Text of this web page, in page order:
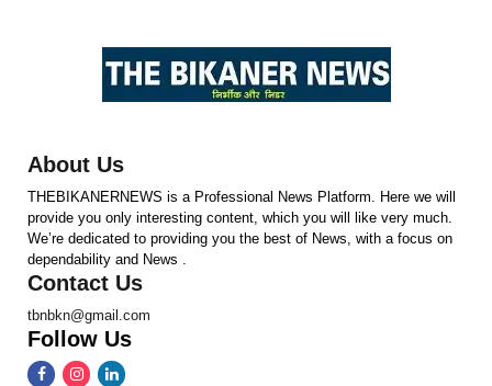
About Us
THEBIKANERNEWS is a Professional News Platform. Here we will
provide you only interesting content, which you will like very much.
We’re dedicated to providing you the best of News, with a focus on
dependability and News .
Contact Us
tbnbkn@gmail.com
Follow Us